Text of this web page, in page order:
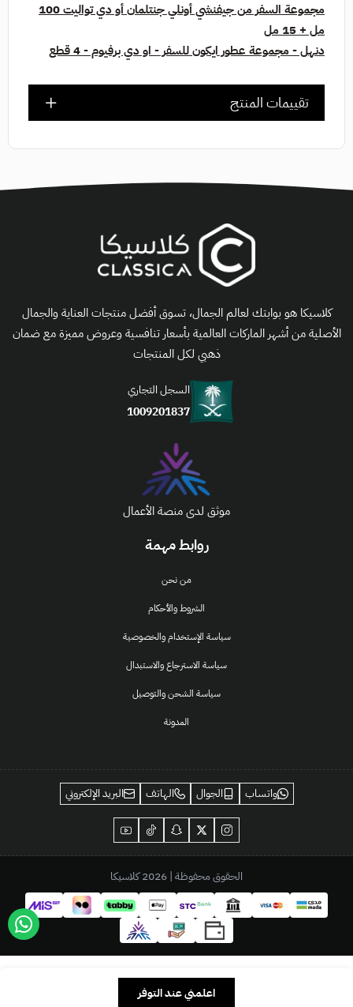
اعلمني عند التوفر
مجموعة السفر من جيفنشي أونلي جنتلمان أو دي تواليت 100
مل + 15 مل
دنهل - مجموعة عطور ايكون للسفر - او دي برفيوم - 4 قطع
تقييمات المنتج
روابط مهمة
من نحن
الشروط والأحكام
سياسة الإستخدام والخصوصية
سياسة الاسترجاع والاستبدال
سياسة الشحن والتوصيل
المدونة
كلاسيكا هو بوابتك لعالم الجمال، تسوق أفضل منتجات العناية والجمال
الأصلية من أشهر الماركات العالمية بأسعار تنافسية وعروض مميزة مع ضمان
ذهبي لكل المنتجات
السجل التجاري
1009201837
موثق لدى منصة الأعمال
واتساب الجوال الهاتف البريد الإلكتروني
الحقوق محفوظة | 2026 كلاسيكا